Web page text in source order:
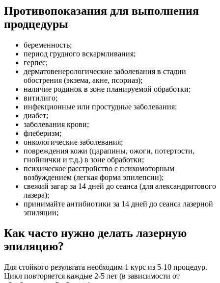
Противопоказания для выполнения
продцедуры
беременность;
период грудного вскармливания;
герпес;
дерматовенерологические заболевания в стадии
обострения (экзема, акне, псориаз);
наличие родинок в зоне планируемой обработки;
витилиго;
инфекционные или простудные заболевания;
диабет;
заболевания крови;
флеберизм;
онкологические заболевания;
повреждения кожи (царапины, ожоги, потертости,
гнойнички и т.д.) в зоне обработки;
психическое расстройство с психомоторным
возбуждением (легкая форма эпилепсии);
свежий загар за 14 дней до сеанса (для александритового
лазера);
принимайте антибиотики за 14 дней до сеанса лазерной
эпиляции;
Как часто нужно делать лазерную
эпиляцию?
Для стойкого результата необходим 1 курс из 5-10 процедур.
Цикл повторяется каждые 2-5 лет (в зависимости от